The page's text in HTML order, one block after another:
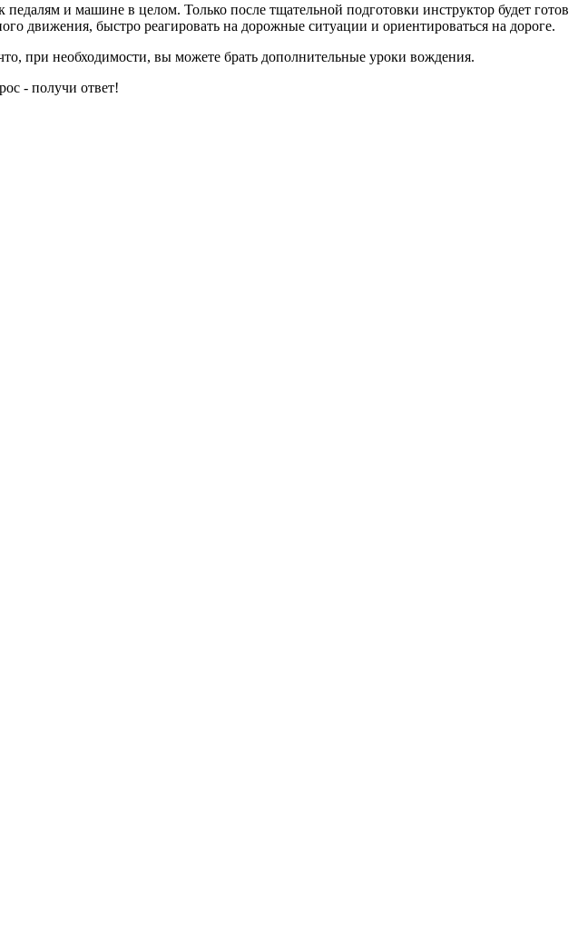
и машине в целом. Только после тщательной подготовки инструктор будет готов
движения, быстро реагировать на дорожные ситуации и ориентироваться на дороге.
при необходимости, вы можете брать дополнительные уроки вождения.
- получи ответ!